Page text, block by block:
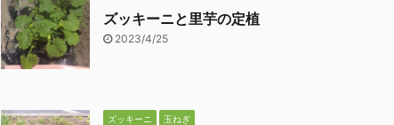
ズッキーニと里芋の定植
2023/4/25
ズッキーニ 玉ねぎ